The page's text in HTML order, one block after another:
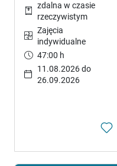
zdalna w czasie
rzeczywistym
Zajęcia
indywidualne
47:00 h
11.08.2026 do
26.09.2026